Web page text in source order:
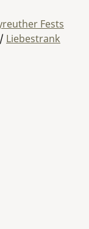
Fests
/ Liebestrank